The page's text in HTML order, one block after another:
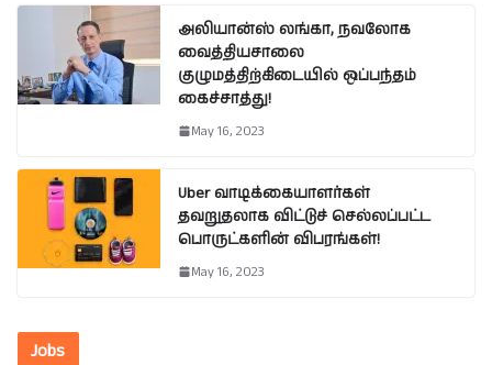
அலியான்ஸ் லங்கா, நவலோக
வைத்தியசாலை
குழுமத்திற்கிடையில் ஒப்பந்தம்
கைச்சாத்து!
May 16, 2023
Uber வாடிக்கையாளர்கள்
தவறுதலாக விட்டுச் செல்லப்பட்ட
பொருட்களின் விபரங்கள்!
May 16, 2023
Jobs